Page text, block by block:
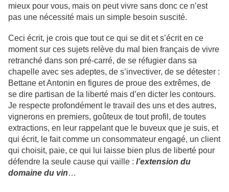
mieux pour vous, mais on peut vivre sans donc ce n’est
pas une nécessité mais un simple besoin suscité.
Ceci écrit, je crois que tout ce qui se dit et s’écrit en ce
moment sur ces sujets relève du mal bien français de vivre
retranché dans son pré-carré, de se réfugier dans sa
chapelle avec ses adeptes, de s’invectiver, de se détester :
Bettane et Antonin en figures de proue des extrêmes, de
se dire partisan de la liberté mais d’en dicter les contours.
Je respecte profondément le travail des uns et des autres,
vignerons en premiers, goûteux de tout profil, de toutes
extractions, en leur rappelant que le buveux que je suis, et
qui écrit, le fait comme un consommateur engagé, un client
qui choisit, paie, ce qui lui laisse bien plus de liberté pour
défendre la seule cause qui vaille : l’extension du
domaine du vin…